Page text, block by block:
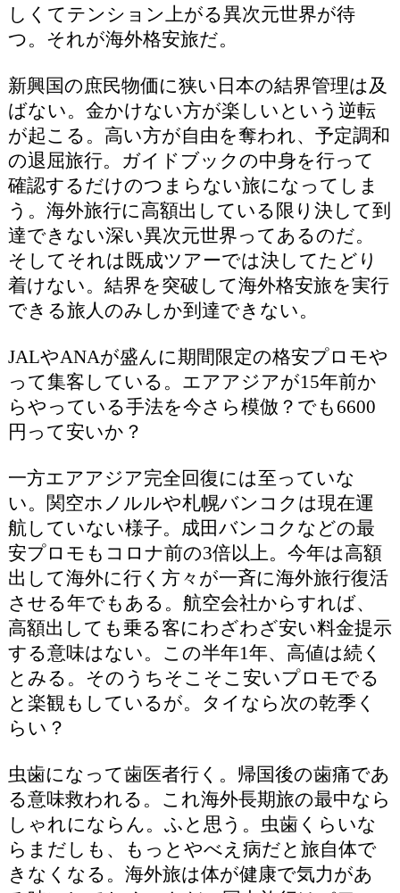
しくてテンション上がる異次元世界が待
つ。それが海外格安旅だ。
新興国の庶民物価に狭い日本の結界管理は及
ばない。金かけない方が楽しいという逆転
が起こる。高い方が自由を奪われ、予定調和
の退屈旅行。ガイドブックの中身を行って
確認するだけのつまらない旅になってしま
う。海外旅行に高額出している限り決して到
達できない深い異次元世界ってあるのだ。
そしてそれは既成ツアーでは決してたどり
着けない。結界を突破して海外格安旅を実行
できる旅人のみしか到達できない。
JALやANAが盛んに期間限定の格安プロモや
って集客している。エアアジアが15年前か
らやっている手法を今さら模倣？でも6600
円って安いか？
一方エアアジア完全回復には至っていな
い。関空ホノルルや札幌バンコクは現在運
航していない様子。成田バンコクなどの最
安プロモもコロナ前の3倍以上。今年は高額
出して海外に行く方々が一斉に海外旅行復活
させる年でもある。航空会社からすれば、
高額出しても乗る客にわざわざ安い料金提示
する意味はない。この半年1年、高値は続く
とみる。そのうちそこそこ安いプロモでる
と楽観もしているが。タイなら次の乾季く
らい？
虫歯になって歯医者行く。帰国後の歯痛であ
る意味救われる。これ海外長期旅の最中なら
しゃれにならん。ふと思う。虫歯くらいな
らまだしも、もっとやべえ病だと旅自体で
きなくなる。海外旅は体が健康で気力があ